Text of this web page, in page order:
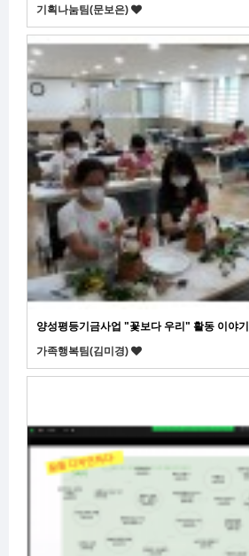
기획나눔팀(문보은)
양성평등기금사업 "꽃보다 우리" 활동 이야기
가족행복팀(김미경)